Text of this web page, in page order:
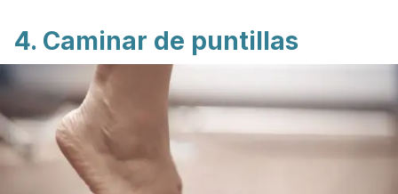
4. Caminar de puntillas